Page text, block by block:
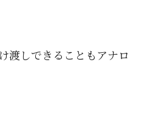
渡しできることもアナロ